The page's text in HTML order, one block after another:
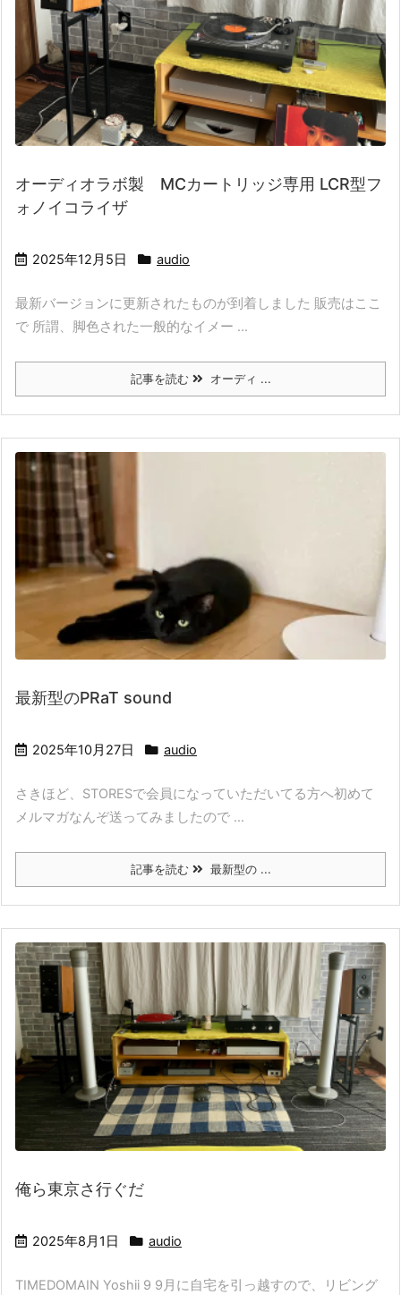
オーディオラボ製 MCカートリッジ専用 LCR型フ
ォノイコライザ
2025年12月5日 audio
最新バージョンに更新されたものが到着しました 販売はここ
で 所謂、脚色された一般的なイメー ...
記事を読む オーディ ...
最新型のPRaT sound
2025年10月27日 audio
さきほど、STORESで会員になっていただいてる方へ初めて
メルマガなんぞ送ってみましたので ...
記事を読む 最新型の ...
俺ら東京さ行ぐだ
2025年8月1日 audio
TIMEDOMAIN Yoshii 9 9月に自宅を引っ越すので、リビング